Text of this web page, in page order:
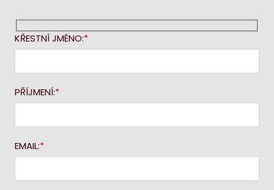
KŘESTNÍ JMÉNO:
PŘÍJMENÍ:
EMAIL: